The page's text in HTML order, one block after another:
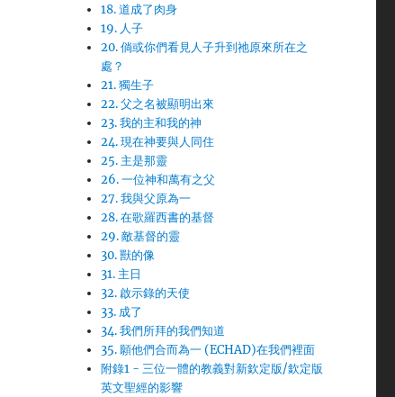
18. 道成了肉身
19. 人子
20. 倘或你們看見人子升到祂原來所在之
處？
21. 獨生子
22. 父之名被顯明出來
23. 我的主和我的神
24. 現在神要與人同住
25. 主是那靈
26. 一位神和萬有之父
27. 我與父原為一
28. 在歌羅西書的基督
29. 敵基督的靈
30. 獸的像
31. 主日
32. 啟示錄的天使
33. 成了
34. 我們所拜的我們知道
35. 願他們合而為一 (ECHAD)在我們裡面
附錄1 - 三位一體的教義對新欽定版/欽定版
英文聖經的影響